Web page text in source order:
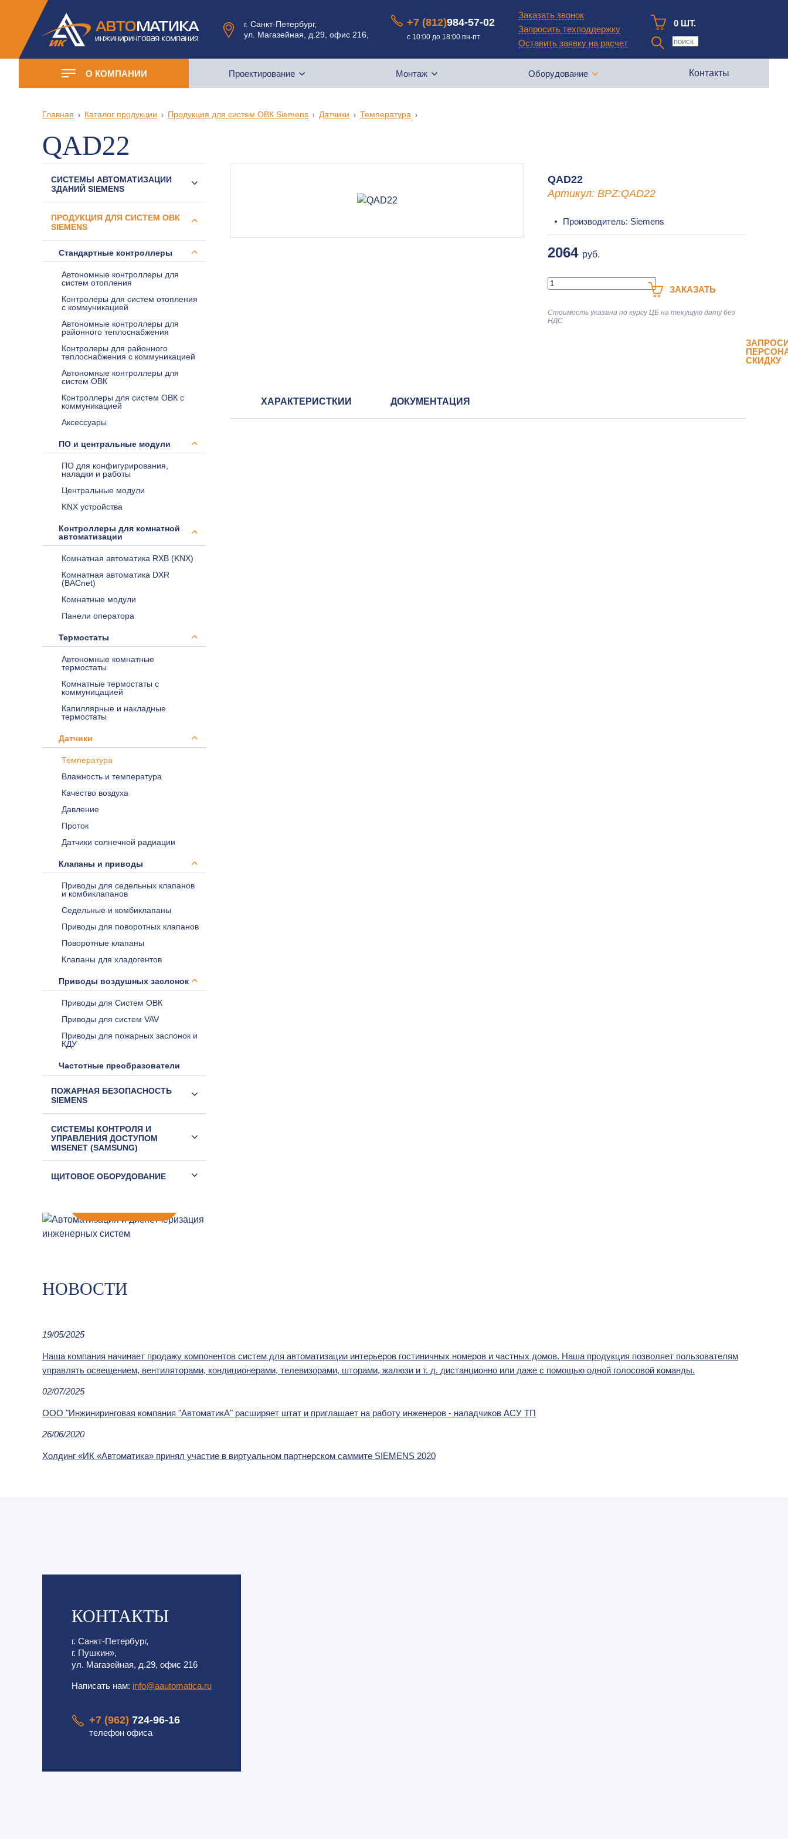
г. Санкт-Петербург,
ул. Магазейная, д.29, офис 216,
+7 (812)984-57-02
с 10:00 до 18:00 пн-пт
Заказать звонок
Запросить техподдержку
Оставить заявку на расчет
0 ШТ.
О КОМПАНИИ Проектирование Монтаж Оборудование Контакты
Главная Каталог продукции Продукция для систем ОВК Siemens Датчики Температура
QAD22
QAD22
Артикул: BPZ:QAD22
Производитель: Siemens
2064 руб.
ЗАКАЗАТЬ
Стоимость указана по курсу ЦБ на текущую дату без
НДС
СКИДКУ
ХАРАКТЕРИСТКИИ ДОКУМЕНТАЦИЯ
СИСТЕМЫ АВТОМАТИЗАЦИИ
ЗДАНИЙ SIEMENS
ПРОДУКЦИЯ ДЛЯ СИСТЕМ ОВК
SIEMENS
Стандартные контроллеры
Автономные контроллеры для
систем отопления
Контролеры для систем отопления
с коммуникацией
Автономные контроллеры для
районного теплоснабжения
Контролеры для районного
теплоснабжения с коммуникацией
Автономные контроллеры для
систем ОВК
Контроллеры для систем ОВК с
коммуникацией
Аксессуары
ПО и центральные модули
ПО для конфигурирования,
наладки и работы
Центральные модули
KNX устройства
Контроллеры для комнатной
автоматизации
Комнатная автоматика RXB (KNX)
Комнатная автоматика DXR
(BACnet)
Комнатные модули
Панели оператора
Термостаты
Автономные комнатные
термостаты
Комнатные термостаты с
коммуницацией
Капиллярные и накладные
термостаты
Датчики
Температура
Влажность и температура
Качество воздуха
Давление
Проток
Датчики солнечной радиации
Клапаны и приводы
Приводы для седельных клапанов
и комбиклапанов
Седельные и комбиклапаны
Приводы для поворотных клапанов
Поворотные клапаны
Клапаны для хладогентов
Приводы воздушных заслонок
Приводы для Систем ОВК
Приводы для систем VAV
Приводы для пожарных заслонок и
КДУ
Частотные преобразователи
ПОЖАРНАЯ БЕЗОПАСНОСТЬ
SIEMENS
СИСТЕМЫ КОНТРОЛЯ И
УПРАВЛЕНИЯ ДОСТУПОМ
WISENET (SAMSUNG)
ЩИТОВОЕ ОБОРУДОВАНИЕ
целый комплекс оборудования –
механического, электрического,
программного.
НОВОСТИ
19/05/2025
Наша компания начинает продажу компонентов систем для автоматизации интерьеров гостиничных номеров и частных домов. Наша продукция позволяет пользователям
управлять освещением, вентиляторами, кондиционерами, телевизорами, шторами, жалюзи и т. д. дистанционно или даже с помощью одной голосовой команды.
02/07/2025
ООО "Инжиниринговая компания "АвтоматикА" расширяет штат и приглашает на работу инженеров - наладчиков АСУ ТП
26/06/2020
Холдинг «ИК «Автоматика» принял участие в виртуальном партнерском саммите SIEMENS 2020
КОНТАКТЫ
г. Санкт-Петербург,
г. Пушкин»,
ул. Магазейная, д.29, офис 216
Написать нам: info@aautomatica.ru
+7 (962) 724-96-16
телефон офиса